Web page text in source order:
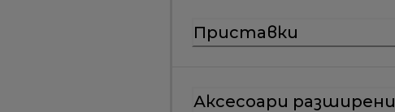
Приставки
Аксесоари разширени